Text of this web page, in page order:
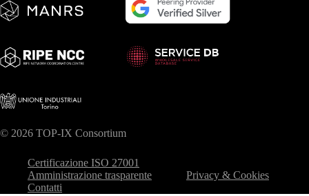
© 2026 TOP-IX Consortium
Certificazione ISO 27001
Amministrazione trasparente
Privacy & Cookies
Contatti